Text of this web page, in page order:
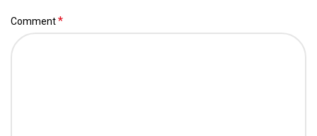
Comment*